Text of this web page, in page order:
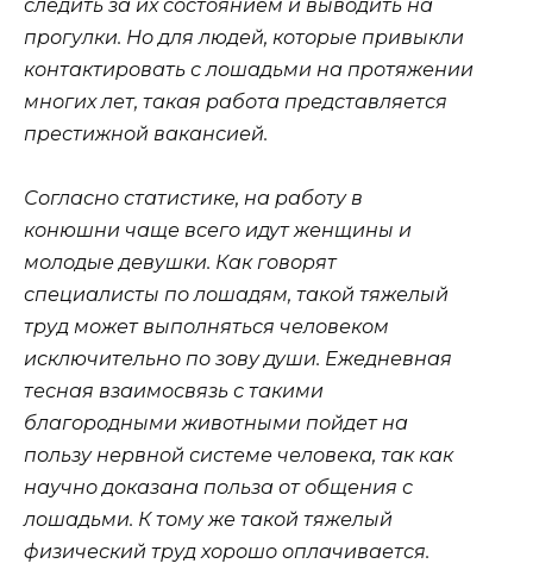
следить за их состоянием и выводить на
прогулки. Но для людей, которые привыкли
контактировать с лошадьми на протяжении
многих лет, такая работа представляется
престижной вакансией.
Согласно статистике, на работу в
конюшни чаще всего идут женщины и
молодые девушки. Как говорят
специалисты по лошадям, такой тяжелый
труд может выполняться человеком
исключительно по зову души. Ежедневная
тесная взаимосвязь с такими
благородными животными пойдет на
пользу нервной системе человека, так как
научно доказана польза от общения с
лошадьми. К тому же такой тяжелый
физический труд хорошо оплачивается.